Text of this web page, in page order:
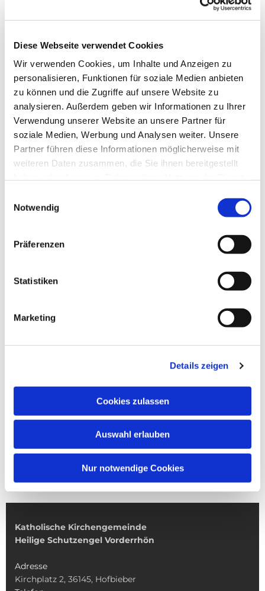
Diese Webseite verwendet Cookies
Wir verwenden Cookies, um Inhalte und Anzeigen zu
personalisieren, Funktionen für soziale Medien anbieten
zu können und die Zugriffe auf unsere Website zu
analysieren. Außerdem geben wir Informationen zu Ihrer
Verwendung unserer Website an unsere Partner für
soziale Medien, Werbung und Analysen weiter. Unsere
Partner führen diese Informationen möglicherweise mit
weiteren Daten zusammen, die Sie ihnen bereitgestellt
Notwendig
Präferenzen
Statistiken
Marketing
Details zeigen
Cookies zulassen
Auswahl erlauben
Nur notwendige Cookies
Katholische Kirchengemeinde
Heilige Schutzengel Vorderrhön
Adresse
Kirchplatz 2, 36145, Hofbieber